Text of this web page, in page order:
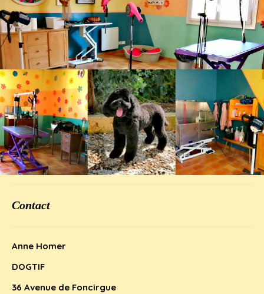
Contact
Tarifs
Contact
Anne Homer
DOGTIF
36 Avenue de Foncirgue